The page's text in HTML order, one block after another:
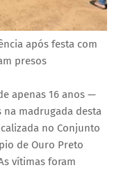
após festa com
presos
apenas 16 anos —
madrugada desta
no Conjunto
de Ouro Preto
vítimas foram